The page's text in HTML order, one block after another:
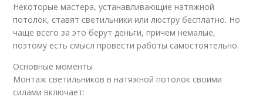
Некоторые мастера, устанавливающие натяжной
потолок, ставят светильники или люстру бесплатно. Но
чаще всего за это берут деньги, причем немалые,
поэтому есть смысл провести работы самостоятельно.
Основные моменты
Монтаж светильников в натяжной потолок своими
силами включает: